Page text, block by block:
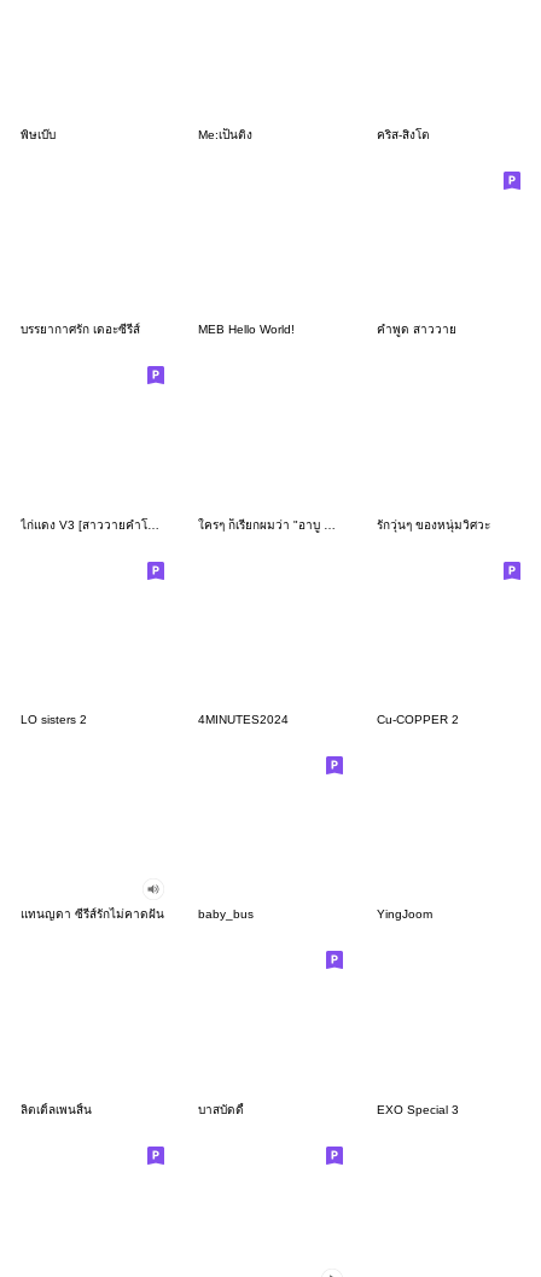
พิษเบ๊บ Me:เป็นติ่ง คริส-สิงโต
บรรยากาศรัก เดอะซีรีส์ MEB Hello World! คำพูด สาววาย
รักวุ่นๆ ของหนุ่มวิศวะ
LO sisters 2 4MINUTES2024 Cu-COPPER 2
แทนญดา ซีรีส์รักไม่คาดฝัน baby_bus YingJoom
ลิตเติ้ลเพนสิ้น บาสบัดดี้ EXO Special 3